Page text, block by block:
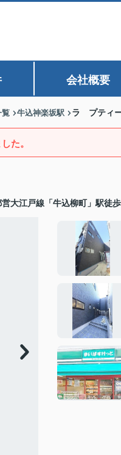
会社概要
覧 牛込神楽坂駅 ラ プティ
た。
営大江戸線「牛込柳町」駅徒